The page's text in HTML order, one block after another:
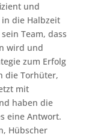
und
die Halbzeit
Team, dass
wird und
zum Erfolg
die Torhüter,
mit
haben die
eine Antwort.
Hübscher